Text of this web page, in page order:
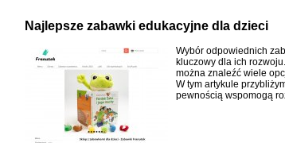
Najlepsze zabawki edukacyjne dla dzieci
Wybór odpowiednich
kluczowy dla ich
można znaleźć wiele
W tym artykule
pewnością wspomogą